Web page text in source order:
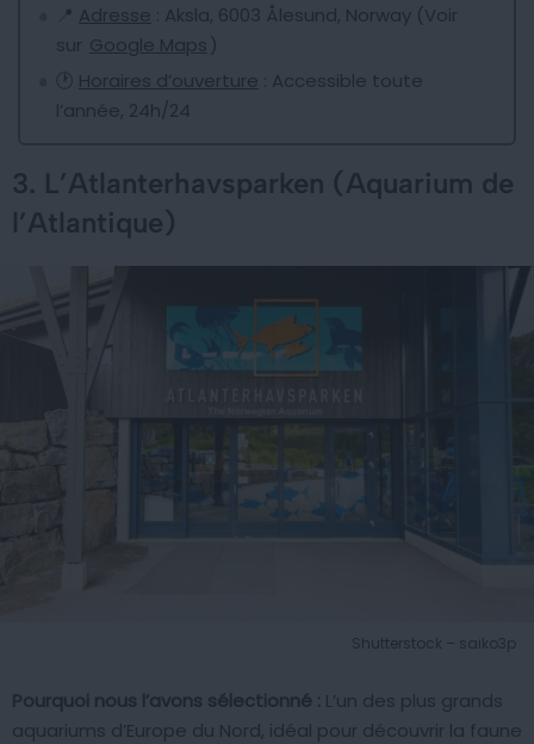
📍 Adresse : Aksla, 6003 Ålesund, Norway (Voir
sur Google Maps)
🕐 Horaires d’ouverture : Accessible toute
l’année, 24h/24
3. L’Atlanterhavsparken (Aquarium de
l’Atlantique)
Shutterstock – saiko3p
Pourquoi nous l’avons sélectionné : L’un des plus grands
aquariums d’Europe du Nord, idéal pour découvrir la faune